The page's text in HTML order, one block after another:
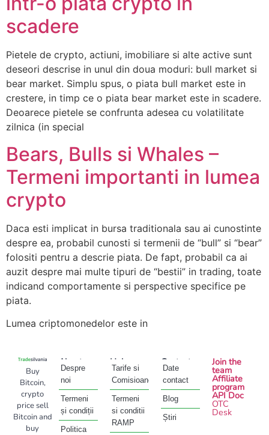
scadere
Pietele de crypto, actiuni, imobiliare si alte active sunt
deseori descrise in unul din doua moduri: bull market si
bear market. Simplu spus, o piata bull market este in
crestere, in timp ce o piata bear market este in scadere.
Deoarece pietele se confrunta adesea cu volatilitate
zilnica (in special
Bears, Bulls si Whales –
Termeni importanti in lumea
crypto
Daca esti implicat in bursa traditionala sau ai cunostinte
despre ea, probabil cunosti si termenii de “bull” si “bear”
folositi pentru a descrie piata. De fapt, probabil ca ai
auzit despre mai multe tipuri de “bestii” in trading, toate
indicand comportamente si perspective specifice pe
piata.
Lumea criptomonedelor este in
Buy
Bitcoin,
crypto
price sell
Bitcoin and
buy
About
Despre
noi
Termeni
și condiții
Politica
Help
Tarife si
Comisioane
Termeni
si conditii
RAMP
Contact
Date
contact
Blog
Știri
Join the
team
Affiliate
program
API Doc
OTC
Desk